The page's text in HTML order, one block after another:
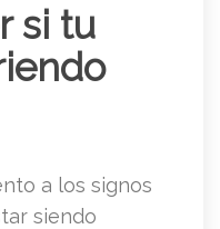
si tu
a los signos
siendo